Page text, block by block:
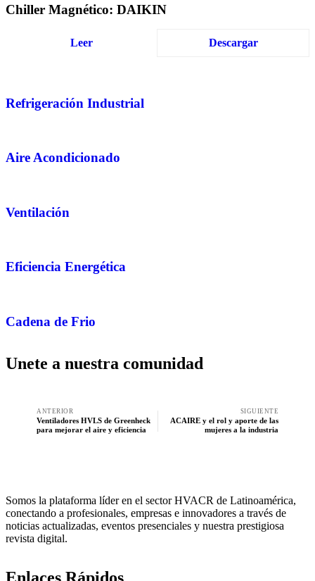
Chiller Magnético: DAIKIN
Leer Descargar
Refrigeración Industrial
Aire Acondicionado
Ventilación
Eficiencia Energética
Cadena de Frio
Unete a nuestra comunidad
ANTERIOR
Ventiladores HVLS de Greenheck
para mejorar el aire y eficiencia
SIGUIENTE
ACAIRE y el rol y aporte de las
mujeres a la industria
Somos la plataforma líder en el sector HVACR de Latinoamérica,
conectando a profesionales, empresas e innovadores a través de
noticias actualizadas, eventos presenciales y nuestra prestigiosa
revista digital.